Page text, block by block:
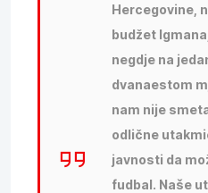
Hercegovine,
budžet
negdje na
dvanaestom
nam nije
odlične
javnosti da
fudbal. Naše